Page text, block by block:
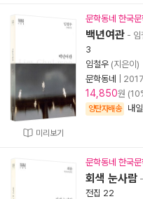
미리보기
문학동네 한국
백년여관 - 임
3
임철우 (지은이)
문학동네
14,850원
양탄자배송 내
문학동네 한국
회색 눈사람
전집 22